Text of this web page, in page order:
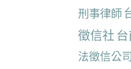
刑事律師
徵信社
法徵信公司